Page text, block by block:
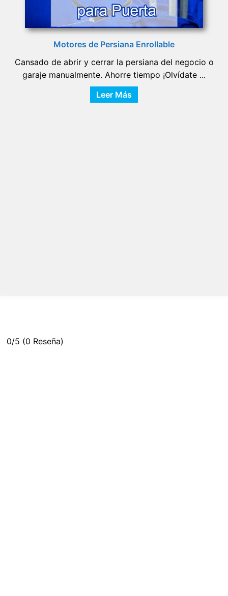
Motores de Persiana Enrollable
Cansado de abrir y cerrar la persiana del negocio o
garaje manualmente. Ahorre tiempo ¡Olvídate ...
Leer Más
0/5 (0 Reseña)